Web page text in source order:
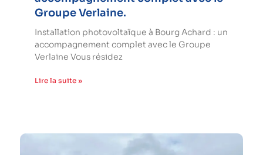
Groupe Verlaine.
Installation photovoltaïque à Bourg Achard : un
accompagnement complet avec le Groupe
Verlaine Vous résidez
Lire la suite »